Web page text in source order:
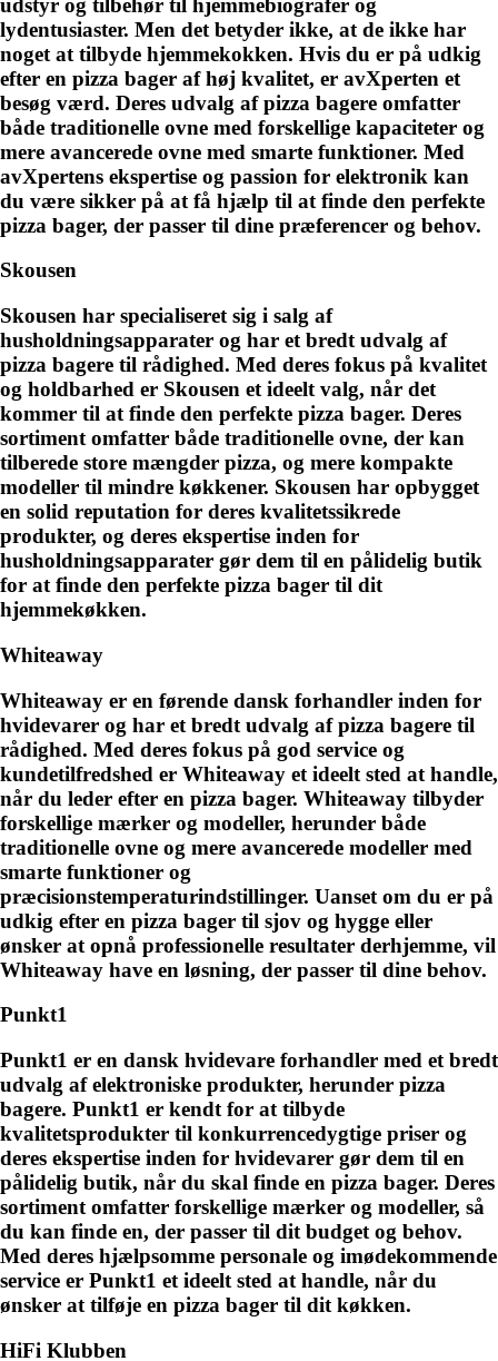
lydentusiaster. Men det betyder ikke, at de ikke har
noget at tilbyde hjemmekokken. Hvis du er på udkig
efter en pizza bager af høj kvalitet, er avXperten et
besøg værd. Deres udvalg af pizza bagere omfatter
både traditionelle ovne med forskellige kapaciteter og
mere avancerede ovne med smarte funktioner. Med
avXpertens ekspertise og passion for elektronik kan
du være sikker på at få hjælp til at finde den perfekte
pizza bager, der passer til dine præferencer og behov.
Skousen
Skousen har specialiseret sig i salg af
husholdningsapparater og har et bredt udvalg af
pizza bagere til rådighed. Med deres fokus på kvalitet
og holdbarhed er Skousen et ideelt valg, når det
kommer til at finde den perfekte pizza bager. Deres
sortiment omfatter både traditionelle ovne, der kan
tilberede store mængder pizza, og mere kompakte
modeller til mindre køkkener. Skousen har opbygget
en solid reputation for deres kvalitetssikrede
produkter, og deres ekspertise inden for
husholdningsapparater gør dem til en pålidelig butik
for at finde den perfekte pizza bager til dit
hjemmekøkken.
Whiteaway
Whiteaway er en førende dansk forhandler inden for
hvidevarer og har et bredt udvalg af pizza bagere til
rådighed. Med deres fokus på god service og
kundetilfredshed er Whiteaway et ideelt sted at handle,
når du leder efter en pizza bager. Whiteaway tilbyder
forskellige mærker og modeller, herunder både
traditionelle ovne og mere avancerede modeller med
smarte funktioner og
præcisionstemperaturindstillinger. Uanset om du er på
udkig efter en pizza bager til sjov og hygge eller
ønsker at opnå professionelle resultater derhjemme, vil
Whiteaway have en løsning, der passer til dine behov.
Punkt1
Punkt1 er en dansk hvidevare forhandler med et bredt
udvalg af elektroniske produkter, herunder pizza
bagere. Punkt1 er kendt for at tilbyde
kvalitetsprodukter til konkurrencedygtige priser og
deres ekspertise inden for hvidevarer gør dem til en
pålidelig butik, når du skal finde en pizza bager. Deres
sortiment omfatter forskellige mærker og modeller, så
du kan finde en, der passer til dit budget og behov.
Med deres hjælpsomme personale og imødekommende
service er Punkt1 et ideelt sted at handle, når du
ønsker at tilføje en pizza bager til dit køkken.
HiFi Klubben